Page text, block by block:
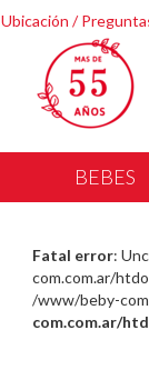
Ubicación /
BEBES
Fatal error:
com.com.ar/
/www/beby-
com.com.ar/